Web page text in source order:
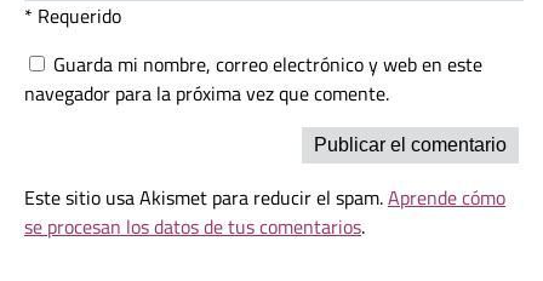
* Requerido
Guarda mi nombre, correo electrónico y web en este
navegador para la próxima vez que comente.
Este sitio usa Akismet para reducir el spam.Aprende cómo
se procesan los datos de tus comentarios.